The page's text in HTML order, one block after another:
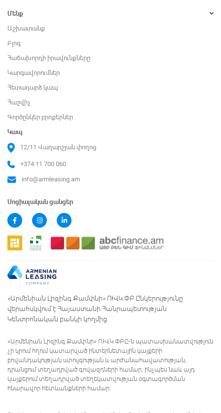
Մենք
Աշխատանք
Բլոգ
Հաճախորդի իրավունքները
Կարգավորումներ
Հետադարձ կապ
Հաշվիչ
Գործընկեր բրոքերներ
Կապ
12/11 Վաղարշյան փողոց
+374 11 700 060
info@armleasing.am
Սոցիալական ցանցեր
«Արմենիան Լիզինգ Քամփնի» ՈՒՎԿ ՓԲ Ընկերությունը
վերահսկվում է Հայաստանի Հանրապետության
Կենտրոնական բանկի կողմից
«Արմենիան Լիզինգ Քամփնի» ՈՒՎԿ ՓԲԸ-ն պատասխանատվություն
չի կրում հղում կատարված ինտերնետային կայքերի
բովանդակության ստույգության և արժանահավատության,
դրանցում տեղադրված գովազդների համար, ինչպես նաև այդ
կայքերում տեղադրված տեղեկատվության օգտագործման
հնարավոր հետևանքների համար: